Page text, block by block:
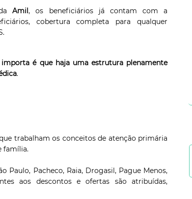
daAmil, os beneficiários já contam com a
cobertura completa para qualquer
é que haja uma estrutura plenamente
.
trabalham os conceitos de atenção primária
família.
Paulo, Pacheco, Raia, Drogasil, Pague Menos,
aos descontos e ofertas são atribuídas,